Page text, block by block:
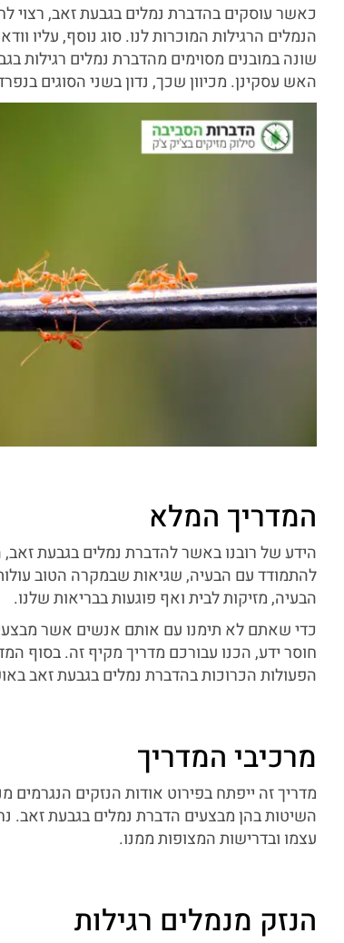
כאשר עוסקים בהדברת נמלים בגבעת זאב, רצוי
הנמלים הרגילות המוכרות לנו. סוג נוסף, עליו
שונה במובנים מסוימים מהדברת נמלים רגילות
האש עסקינן. מכיוון שכך, נדון בשני הסוגים
המדריך המלא
הידע של רובנו באשר להדברת נמלים בגבעת זאב,
להתמודד עם הבעיה, שגיאות שבמקרה הטוב
הבעיה, מזיקות לבית ואף פוגעות בבריאות שלנו.
כדי שאתם לא תימנו עם אותם אנשים אשר
חוסר ידע, הכנו עבורכם מדריך מקיף זה. בסוף
הפעולות הכרוכות בהדברת נמלים בגבעת זאב
מרכיבי המדריך
מדריך זה ייפתח בפירוט אודות הנזקים
השיטות בהן מבצעים הדברת נמלים בגבעת זאב.
עצמו ובדרישות המצופות ממנו.
הנזק מנמלים רגילות